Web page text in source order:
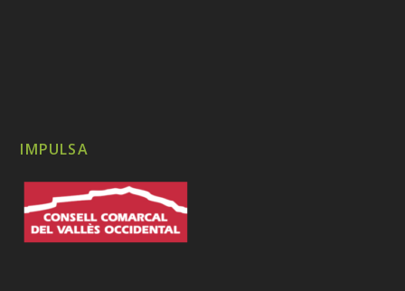
IMPULSA